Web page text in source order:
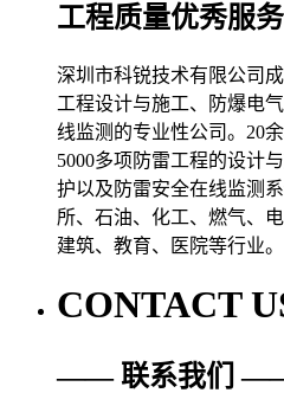
工程质量优秀服
深圳市科锐技术有限公司
工程设计与施工、防爆电
线监测的专业性公司。20
5000多项防雷工程的设计
护以及防雷安全在线监测
所、石油、化工、燃气、
建筑、教育、医院等行业。
CONTACT
—— 联系我们